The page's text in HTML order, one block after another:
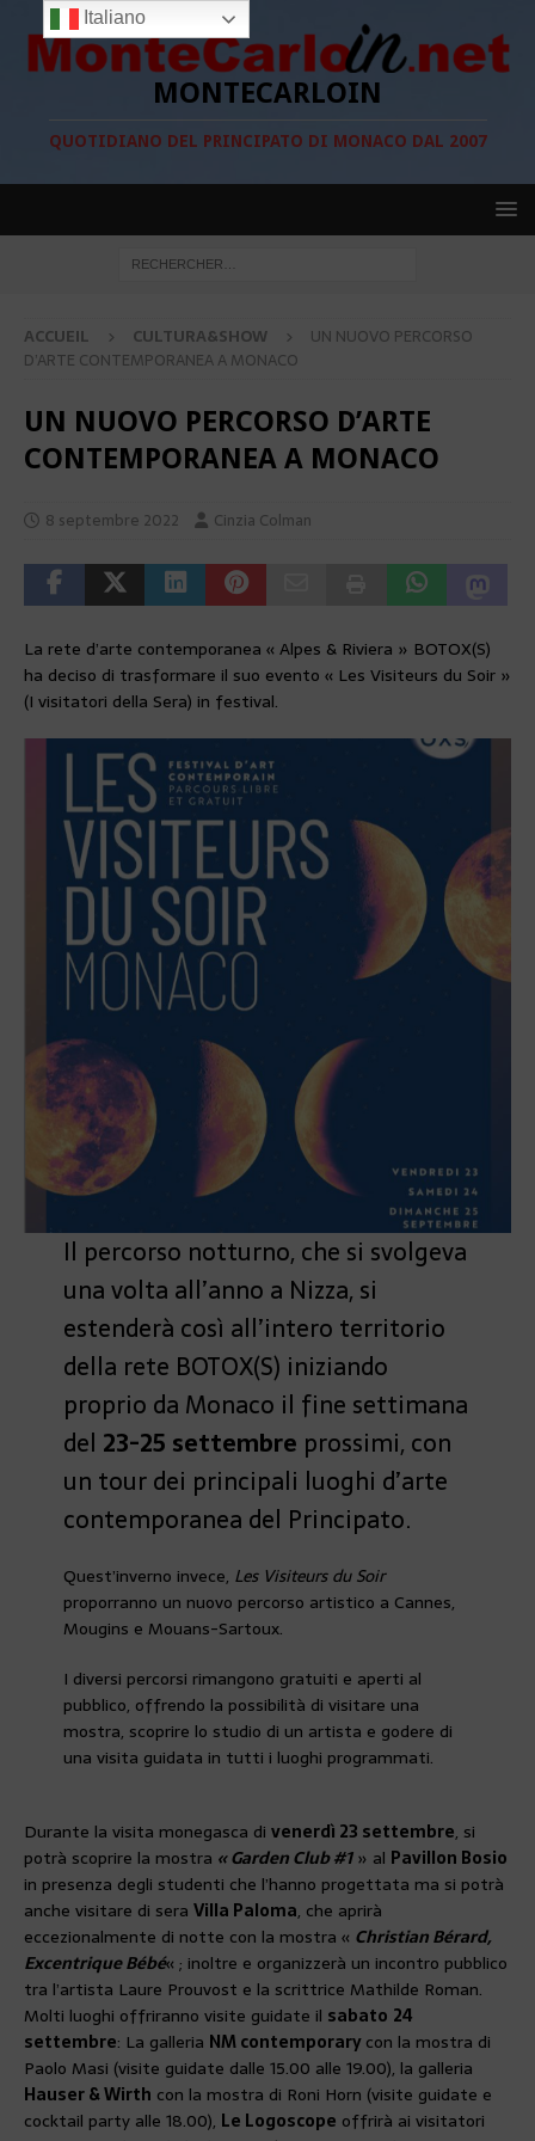
MONTECARLOIN
QUOTIDIANO DEL PRINCIPATO DI MONACO DAL 2007
ACCUEIL CULTURA&SHOW
UN NUOVO PERCORSO
D’ARTE CONTEMPORANEA A MONACO
UN NUOVO PERCORSO D’ARTE
CONTEMPORANEA A MONACO
8 septembre 2022 Cinzia Colman
La rete d’arte contemporanea « Alpes & Riviera » BOTOX(S)
ha deciso di trasformare il suo evento « Les Visiteurs du Soir »
(I visitatori della Sera) in festival.
Il percorso notturno, che si svolgeva
una volta all’anno a Nizza, si
estenderà così all’intero territorio
della rete BOTOX(S) iniziando
proprio da Monaco il fine settimana
del 23-25 settembre prossimi, con
un tour dei principali luoghi d’arte
contemporanea del Principato.
Quest’inverno invece, Les Visiteurs du Soir
proporranno un nuovo percorso artistico a Cannes,
Mougins e Mouans-Sartoux.
I diversi percorsi rimangono gratuiti e aperti al
pubblico, offrendo la possibilità di visitare una
mostra, scoprire lo studio di un artista e godere di
una visita guidata in tutti i luoghi programmati.
Durante la visita monegasca di venerdì 23 settembre, si
potrà scoprire la mostra « Garden Club #1» al Pavillon Bosio
in presenza degli studenti che l’hanno progettata ma si potrà
anche visitare di sera Villa Paloma, che aprirà
eccezionalmente di notte con la mostra « Christian Bérard,
Excentrique Bébé« ; inoltre e organizzerà un incontro pubblico
tra l’artista Laure Prouvost e la scrittrice Mathilde Roman.
Molti luoghi offriranno visite guidate il sabato 24
settembre: La galleria NM contemporarycon la mostra di
Paolo Masi (visite guidate dalle 15.00 alle 19.00), la galleria
Hauser & Wirth con la mostra di Roni Horn (visite guidate e
cocktail party alle 18.00), Le Logoscope offrirà ai visitatori
Italiano